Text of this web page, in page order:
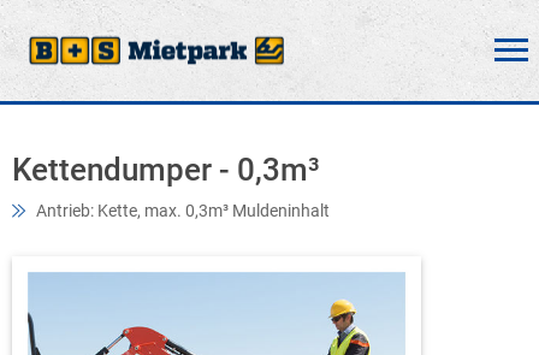
Kettendumper - 0,3m³
Antrieb: Kette, max. 0,3m³ Muldeninhalt